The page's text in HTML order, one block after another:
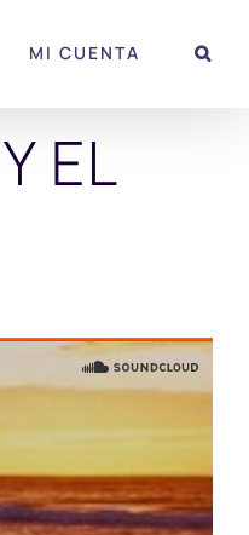
MI CUENTA
EL